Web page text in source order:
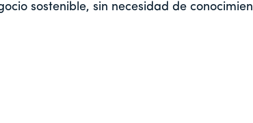
sostenible, sin necesidad de